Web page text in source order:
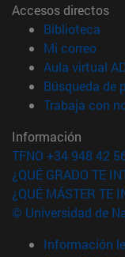
Accesos directos
Biblioteca
Mi correo
Aula virtual
Búsqueda de
Trabaja con
Información
TFNO +34 948 42
¿QUÉ GRADO TE
¿QUÉ MÁSTER TE
© Universidad de
Información